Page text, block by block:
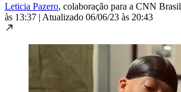
Leticia Pazero, colaboração para a CNN Brasil
às 13:37 | Atualizado 06/06/23 às 20:43